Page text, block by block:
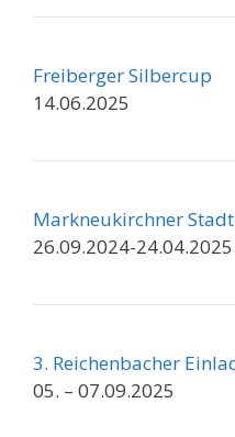
Freiberger Silbercup
14.06.2025
Markneukirchner
26.09.2024-24.04.2025
3. Reichenbacher
05. – 07.09.2025